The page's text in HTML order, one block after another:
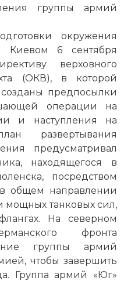
группы армий
окружения
Киевом 6 сентября
верховного
(ОКВ), в которой
предпосылки
операции на
и наступления на
развертывания
предусматривал
находящегося в
посредством
общем направлении
мощных танковых сил,
На северном
фронта
группы армий
чтобы завершить
Группа армий «Юг»